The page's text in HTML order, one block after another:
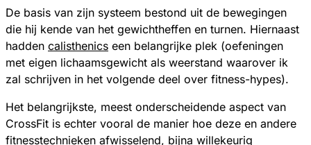
De basis van zijn systeem bestond uit de bewegingen
die hij kende van het gewichtheffen en turnen. Hiernaast
hadden calisthenics een belangrijke plek (oefeningen
met eigen lichaamsgewicht als weerstand waarover ik
zal schrijven in het volgende deel over fitness-hypes).
Het belangrijkste, meest onderscheidende aspect van
CrossFit is echter vooral de manier hoe deze en andere
fitnesstechnieken afwisselend, bijna willekeurig